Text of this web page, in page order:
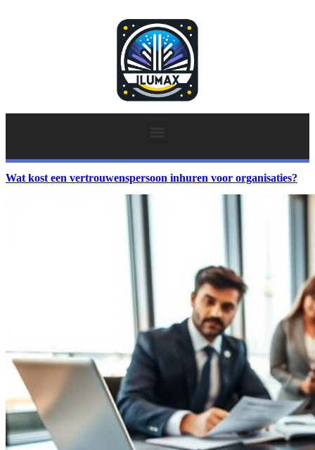
Wat kost een vertrouwenspersoon inhuren voor organisaties?